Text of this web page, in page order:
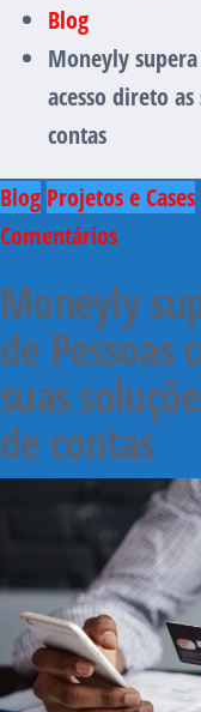
Blog
Moneyly
acesso direto
contas
Blog Projetos e Cases
Comentários
Moneyly
de Pessoas
suas
de contas